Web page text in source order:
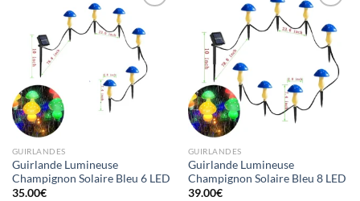
Ajouter
à la liste
d’envies
GUIRLANDES
Guirlande Lumineuse
Champignon Solaire Bleu 6 LED
35.00€
Ajouter
à la liste
d’envies
GUIRLANDES
Guirlande Lumineuse
Champignon Solaire Bleu 8 LED
39.00€